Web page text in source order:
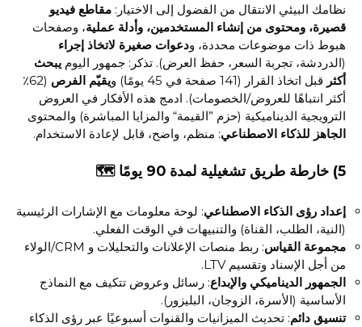
نظامك البيئي الانتقال من الفضول إلى الاختيار: مقاطع فيديو
قصيرة، ومحتوى من إنشاء المستخدمين، وأدلة عملية، وصفحات
هبوط ذات موضوعات محددة، ودعوات صغيرة لاتخاذ إجراء
(الدردشة، تجربة السعر، حفظ العرض). تذكر: جمهور اليوم يبحث
أكثر قبل اتخاذ القرار (141 صفحة في 45 يومًا) و يقيّم الفرص
(62٪
أكثر انتباهًا للعروض/الخصومات). ادمج هذه الأفكار في العروض
الترويجية الديناميكية (حزم ”القيمة“ والمزايا المباشرة) والمحتوى
الجاهز للذكاء الاصطناعي: منظم، واضح، قابل لإعادة الاستخدام.
5) خارطة طريق تشغيلية لمدة 90 يومًا 🗺️
إعداد رؤى الذكاء الاصطناعي: لوحة معلومات مع الإشارات الرئيسية
(النية، الطلب، القناة) والتنبيهات في الوقت الفعلي.
مجموعة القياس
: ربط منصات الإعلانات والتحليلات و CRM/الولاء
من أجل الإسناد وتقسيم LTV.
الجمهور الديناميكي والإبداع: رسائل وعروض تتكيف مع النماذج
الأساسية (الأسرة، الزوجان، البليزور).
تنسيق دائم: تحديث الميزانيات والقنوات أسبوعيًا عبر رؤى الذكاء